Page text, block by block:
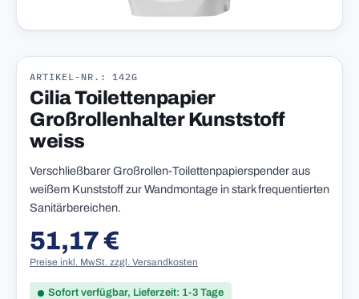
ARTIKEL-NR.: 142G
Cilia Toilettenpapier
Großrollenhalter Kunststoff
weiss
Verschließbarer Großrollen-Toilettenpapierspender aus
weißem Kunststoff zur Wandmontage in stark frequentierten
Sanitärbereichen.
Regulärer Preis:
51,17 €
Preise inkl. MwSt. zzgl. Versandkosten
Sofort verfügbar, Lieferzeit: 1-3 Tage